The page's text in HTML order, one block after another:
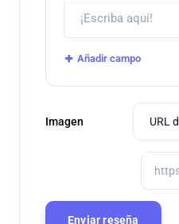
Añadir campo
Imagen